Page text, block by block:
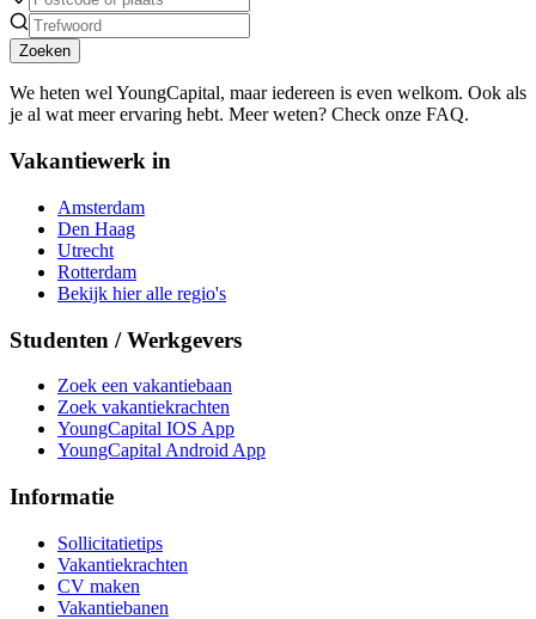
Zoeken
We heten wel YoungCapital, maar iedereen is even welkom. Ook als
je al wat meer ervaring hebt. Meer weten? Check onze FAQ.
Vakantiewerk in
Amsterdam
Den Haag
Utrecht
Rotterdam
Bekijk hier alle regio's
Studenten / Werkgevers
Zoek een vakantiebaan
Zoek vakantiekrachten
YoungCapital IOS App
YoungCapital Android App
Informatie
Sollicitatietips
Vakantiekrachten
CV maken
Vakantiebanen